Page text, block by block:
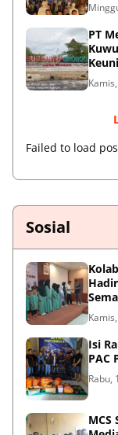
PT
Failed to load
Sosial
Isi
PAC
Rabu,
MCS